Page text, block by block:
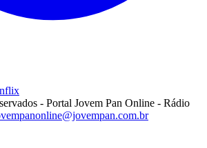
- Portal Jovem Pan Online - Rádio